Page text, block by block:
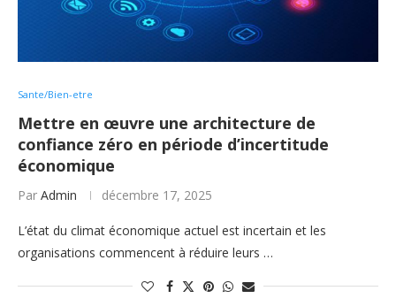
Sante/Bien-etre
Mettre en œuvre une architecture de
confiance zéro en période d’incertitude
économique
Par Admin décembre 17, 2025
L’état du climat économique actuel est incertain et les
organisations commencent à réduire leurs …